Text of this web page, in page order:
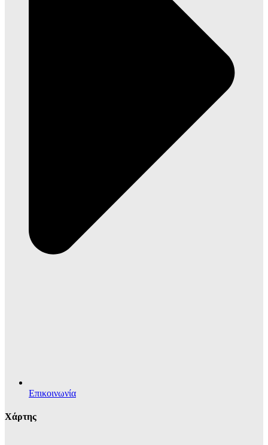
Επικοινωνία
Χάρτης